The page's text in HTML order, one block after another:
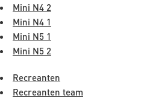
Mini N4 2
Mini N4 1
Mini N5 1
Mini N5 2
Recreanten
Recreanten team